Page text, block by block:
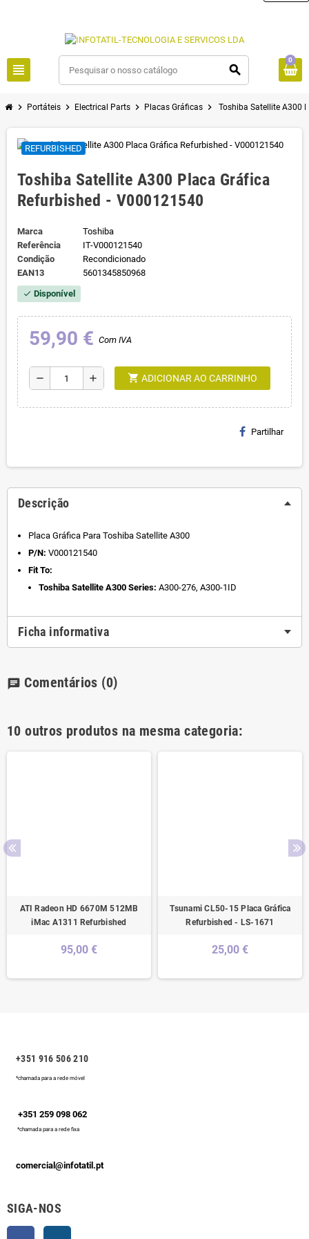
view_headline search
0
chevron_right Portáteis chevron_right Electrical Parts chevron_right Placas Gráficas chevron_right Toshiba Satellite A300
REFURBISHED
Toshiba Satellite A300 Placa Gráfica
Refurbished - V000121540
Marca
Toshiba
Referência
IT-V000121540
Condição
Recondicionado
EAN13
5601345850968
check Disponível
59,90 € Com IVA
remove add shopping_cart ADICIONAR AO CARRINHO
Partilhar
Descrição
Placa Gráfica Para Toshiba Satellite A300
P/N: V000121540
Fit To:
Toshiba Satellite A300 Series: A300-276, A300-1ID
Ficha informativa
chat Comentários (0)
10 outros produtos na mesma categoria:
ATI Radeon HD 6670M 512MB
iMac A1311 Refurbished
95,00 €
Tsunami CL50-15 Placa Gráfica
Refurbished - LS-1671
25,00 €
+351 916 506 210
*chamada para a rede móvel
+351 259 098 062
*chamada para a rede fixa
comercial@infotatil.pt
SIGA-NOS